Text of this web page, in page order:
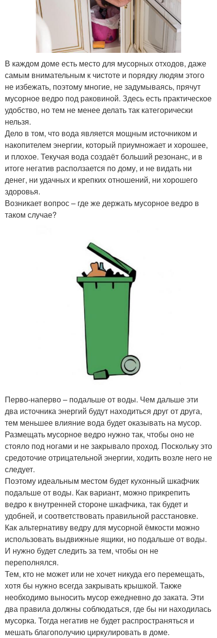
В каждом доме есть место для мусорных отходов, даже
самым внимательным к чистоте и порядку людям этого
не избежать, поэтому многие, не задумываясь, прячут
мусорное ведро под раковиной. Здесь есть практическое
удобство, но тем не менее делать так категорически
нельзя.
Дело в том, что вода является мощным источником и
накопителем энергии, который приумножает и хорошее,
и плохое. Текучая вода создаёт больший резонанс, и в
итоге негатив расползается по дому, и не видать ни
денег, ни удачных и крепких отношений, ни хорошего
здоровья.
Возникает вопрос – где же держать мусорное ведро в
таком случае?
Перво-наперво – подальше от воды. Чем дальше эти
два источника энергий будут находиться друг от друга,
тем меньшее влияние вода будет оказывать на мусор.
Размещать мусорное ведро нужно так, чтобы оно не
стояло под ногами и не закрывало проход. Поскольку это
средоточие отрицательной энергии, ходить возле него не
следует.
Поэтому идеальным местом будет кухонный шкафчик
подальше от воды. Как вариант, можно прикрепить
ведро к внутренней стороне шкафчика, так будет и
удобней, и соответствовать правильной расстановке.
Как альтернативу ведру для мусорной ёмкости можно
использовать выдвижные ящики, но подальше от воды.
И нужно будет следить за тем, чтобы он не
переполнялся.
Тем, кто не может или не хочет никуда его перемещать,
хотя бы нужно всегда закрывать крышкой. Также
необходимо выносить мусор ежедневно до заката. Эти
два правила должны соблюдаться, где бы ни находилась
мусорка. Тогда негатив не будет распространяться и
мешать благополучию циркулировать в доме.